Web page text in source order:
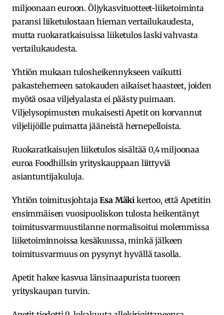
miljoonaan euroon. Öljykasvituotteet-liiketoiminta
paransi liiketulostaan hieman vertailukaudesta,
mutta ruokaratkaisuissa liiketulos laski vahvasta
vertailukaudesta.
Yhtiön mukaan tulosheikennykseen vaikutti
pakasteherneen satokauden aikaiset haasteet, joiden
myötä osaa viljelyalasta ei päästy puimaan.
Viljelysopimusten mukaisesti Apetit on korvannut
viljelijöille puimatta jääneistä hernepelloista.
Ruokaratkaisujen liiketulos sisältää 0,4 miljoonaa
euroa Foodhillsin yrityskauppaan liittyviä
asiantuntijakuluja.
Yhtiön toimitusjohtajaEsa Mäki kertoo, että Apetitin
ensimmäisen vuosipuoliskon tulosta heikentänyt
toimitusvarmuustilanne normalisoitui molemmissa
liiketoiminnoissa kesäkuussa, minkä jälkeen
toimitusvarmuus on pysynyt hyvällä tasolla.
Apetit hakee kasvua länsinaapurista tuoreen
yrityskaupan turvin.